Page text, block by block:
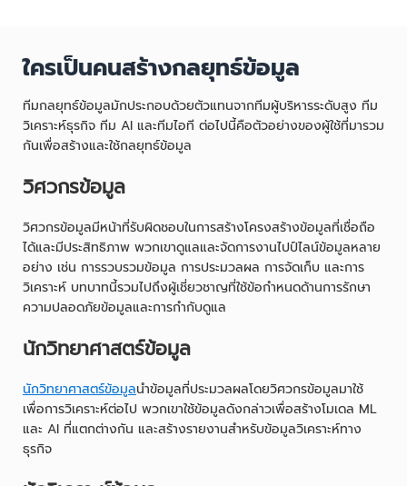
ใครเป็นคนสร้างกลยุทธ์ข้อมูล
ทีมกลยุทธ์ข้อมูลมักประกอบด้วยตัวแทนจากทีมผู้บริหารระดับสูง ทีม
วิเคราะห์ธุรกิจ ทีม AI และทีมไอที ต่อไปนี้คือตัวอย่างของผู้ใช้ที่มารวม
กันเพื่อสร้างและใช้กลยุทธ์ข้อมูล
วิศวกรข้อมูล
วิศวกรข้อมูลมีหน้าที่รับผิดชอบในการสร้างโครงสร้างข้อมูลที่เชื่อถือ
ได้และมีประสิทธิภาพ พวกเขาดูแลและจัดการงานไปป์ไลน์ข้อมูลหลาย
อย่าง เช่น การรวบรวมข้อมูล การประมวลผล การจัดเก็บ และการ
วิเคราะห์ บทบาทนี้รวมไปถึงผู้เชี่ยวชาญที่ใช้ข้อกำหนดด้านการรักษา
ความปลอดภัยข้อมูลและการกำกับดูแล
นักวิทยาศาสตร์ข้อมูล
นักวิทยาศาสตร์ข้อมูลนำข้อมูลที่ประมวลผลโดยวิศวกรข้อมูลมาใช้
เพื่อการวิเคราะห์ต่อไป พวกเขาใช้ข้อมูลดังกล่าวเพื่อสร้างโมเดล ML
และ AI ที่แตกต่างกัน และสร้างรายงานสำหรับข้อมูลวิเคราะห์ทาง
ธุรกิจ